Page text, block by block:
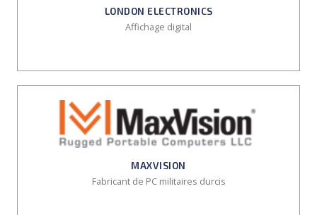
LONDON ELECTRONICS
Affichage digital
MAXVISION
Fabricant de PC militaires durcis